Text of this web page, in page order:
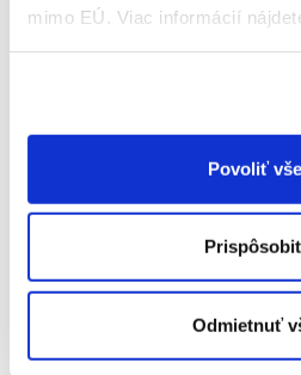
mimo EÚ. Viac informácií
Povoliť
Odmietnuť
Adresa držiteľa